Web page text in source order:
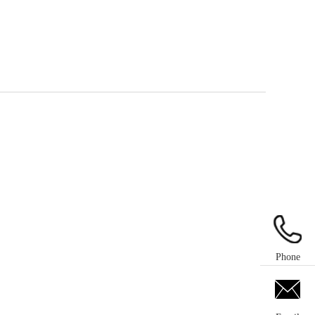
Phone